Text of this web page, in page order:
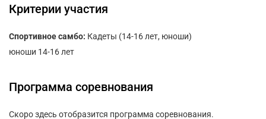
Критерии участия
Спортивное самбо: Кадеты (14-16 лет, юноши)
юноши 14-16 лет
Программа соревнования
Скоро здесь отобразится программа соревнования.